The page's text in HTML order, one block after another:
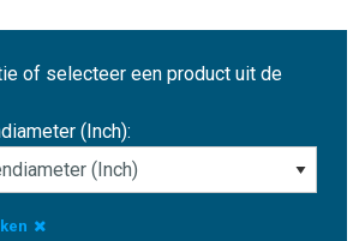
of selecteer een product uit de
(Inch):